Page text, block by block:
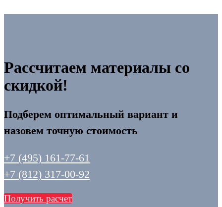
Рассчитаем материалы со
скидкой!
Подберем оптимальный вариант и
назовем точную стоимость
+7 (495) 161-77-61
+7 (812) 317-00-92
Получить расчет